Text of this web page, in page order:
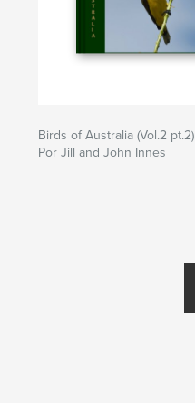
Birds of Australia (Vol.2 pt.2)
Por Jill and John Innes